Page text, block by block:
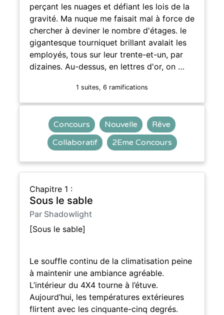
perçant les nuages et défiant les lois de la
gravité. Ma nuque me faisait mal à force de
chercher à deviner le nombre d'étages. le
gigantesque tourniquet brillant avalait les
employés, tous sur leur trente-et-un, par
dizaines. Au-dessus, en lettres d'or, on …
1 suites, 6 ramifications
Concours Nouvelle
Rêve
Collaboratif
2Eme Concours
Chapitre 1 :
Sous le sable
Par Shadowlight
[Sous le sable]
Le souffle continu de la climatisation peine
à maintenir une ambiance agréable.
L’intérieur du 4X4 tourne à l’étuve.
Aujourd’hui, les températures extérieures
flirtent avec les cinquante-cinq degrés.